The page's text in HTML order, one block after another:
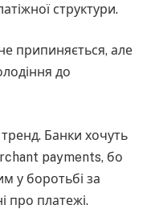
структури.
припиняється, але
до
Банки хочуть
payments, бо
у боротьбі за
про платежі.